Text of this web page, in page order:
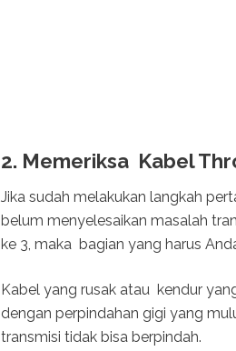
2. Memeriksa Kabel
Jika sudah melakukan langkah
belum menyelesaikan masalah
ke 3, maka bagian yang harus
Kabel yang rusak atau kendur
dengan perpindahan gigi yang
transmisi tidak bisa berpindah.